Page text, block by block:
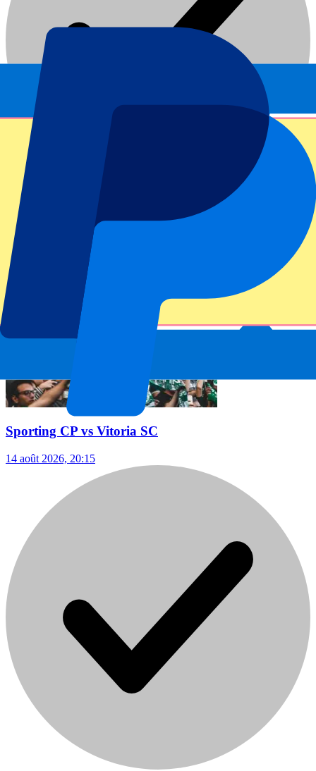
Date confirmée
Football | Europa League
De
159
Sporting CP vs Vitoria SC
14 août 2026, 20:15